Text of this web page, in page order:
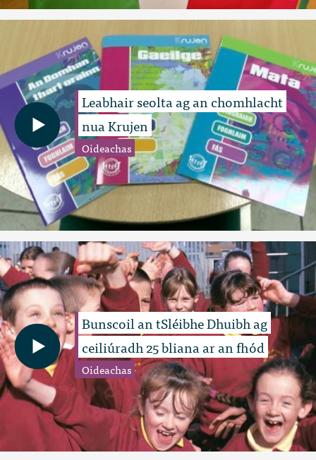
Leabhair seolta ag an chomhlacht
nua Krujen
Oideachas
Bunscoil an tSléibhe Dhuibh ag
ceiliúradh 25 bliana ar an fhód
Oideachas